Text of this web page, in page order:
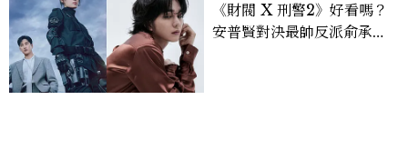
《財閥 X 刑警2》好看嗎？
安普賢對決最帥反派俞承